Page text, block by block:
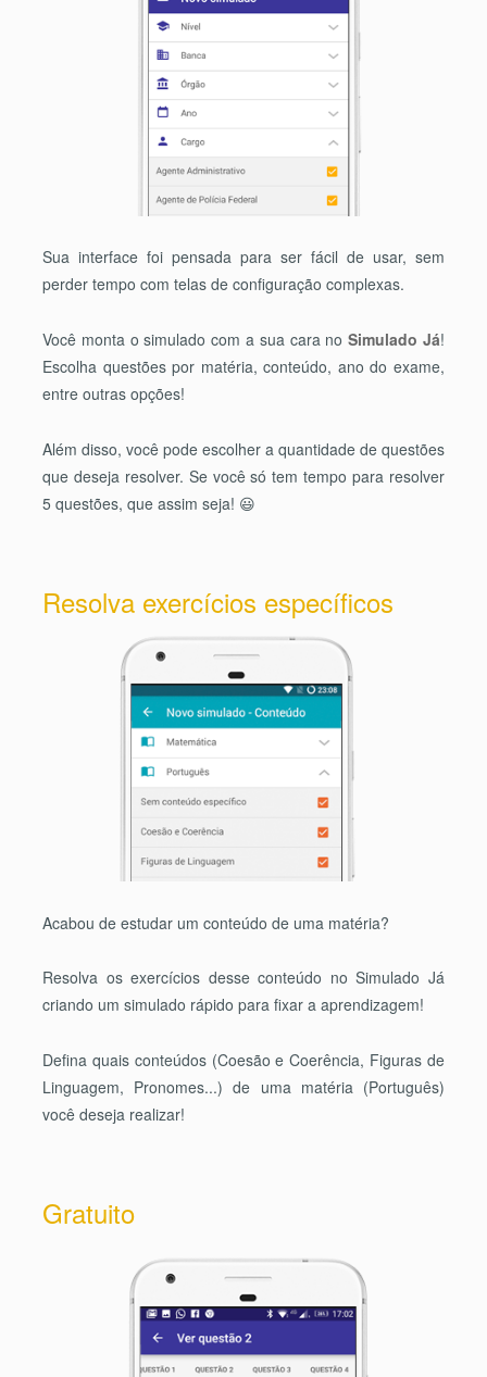
Sua interface foi pensada para ser fácil de usar, sem
perder tempo com telas de configuração complexas.
Você monta o simulado com a sua cara noSimulado Já!
Escolha questões por matéria, conteúdo, ano do exame,
entre outras opções!
Além disso, você pode escolher a quantidade de questões
que deseja resolver. Se você só tem tempo para resolver
5 questões, que assim seja! 😃
Resolva exercícios específicos
Acabou de estudar um conteúdo de uma matéria?
Resolva os exercícios desse conteúdo no Simulado Já
criando um simulado rápido para fixar a aprendizagem!
Defina quais conteúdos (Coesão e Coerência, Figuras de
Linguagem, Pronomes...) de uma matéria (Português)
você deseja realizar!
Gratuito